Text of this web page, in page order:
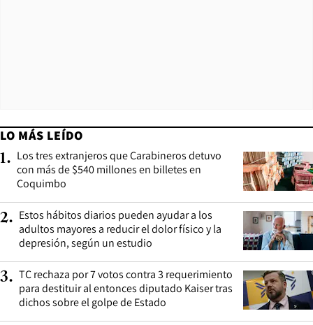
LO MÁS LEÍDO
1. Los tres extranjeros que Carabineros detuvo
con más de $540 millones en billetes en
Coquimbo
2. Estos hábitos diarios pueden ayudar a los
adultos mayores a reducir el dolor físico y la
depresión, según un estudio
3. TC rechaza por 7 votos contra 3 requerimiento
para destituir al entonces diputado Kaiser tras
dichos sobre el golpe de Estado